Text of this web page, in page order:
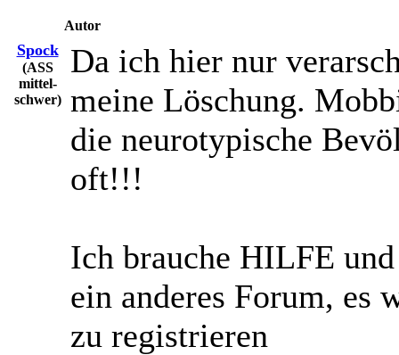
Autor
Spock
(ASS
mittel-
schwer)
Da ich hier nur
meine Löschung.
die neurotypische
oft!!!
Ich brauche HILFE
ein anderes Forum, es
zu registrieren